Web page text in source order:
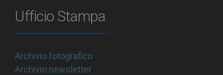
Ufficio Stampa
Archivio fotografico
Archivio newsletter